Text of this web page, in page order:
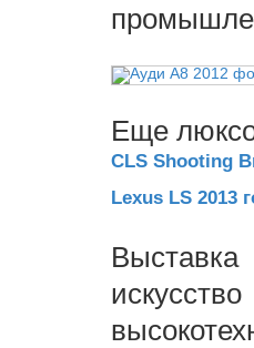
Еще
CLS Shooting
Lexus LS 2013